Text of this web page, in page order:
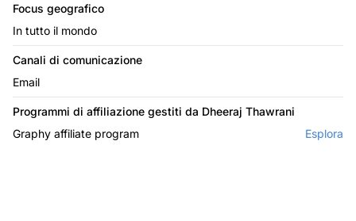
Focus geografico
In tutto il mondo
Canali di comunicazione
Email
Programmi di affiliazione gestiti da Dheeraj Thawrani
Graphy affiliate program
Esplora